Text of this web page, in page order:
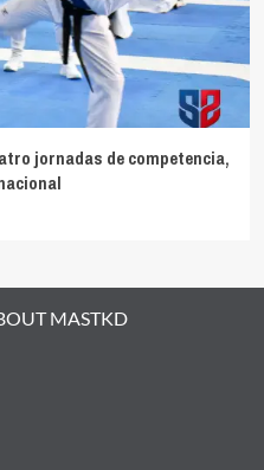
jornadas de competencia,
MASTKD